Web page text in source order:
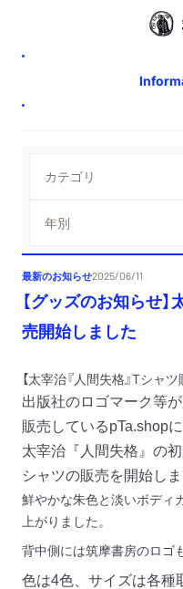
最新のお知らせ2025/06/11
【グッズのお知らせ
売開始しました
【太宰治『人間失格』Tシャ
出版社のロゴマーク等
販売しているpTa.shop
太宰治『人間失格』の
シャツの販売を開始しま
鮮やかな朱色と淡いボディ
上がりました。
背中側には筑摩書房のロゴ
色は4色、サイズは各種